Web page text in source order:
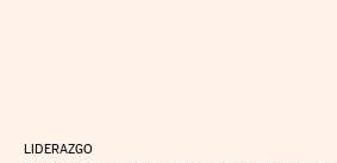
LIDERAZGO